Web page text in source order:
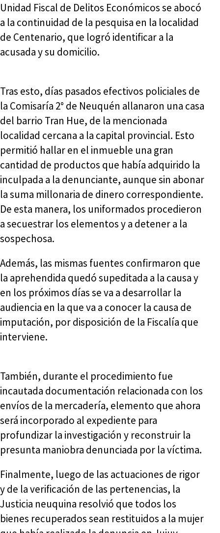
Unidad Fiscal de Delitos Económicos se abocó
a la continuidad de la pesquisa en la localidad
de Centenario, que logró identificar a la
acusada y su domicilio.
Tras esto, días pasados efectivos policiales de
la Comisaría 2° de Neuquén allanaron una casa
del barrio Tran Hue, de la mencionada
localidad cercana a la capital provincial. Esto
permitió hallar en el inmueble una gran
cantidad de productos que había adquirido la
inculpada a la denunciante, aunque sin abonar
la suma millonaria de dinero correspondiente.
De esta manera, los uniformados procedieron
a secuestrar los elementos y a detener a la
sospechosa.
Además, las mismas fuentes confirmaron que
la aprehendida quedó supeditada a la causa y
en los próximos días se va a desarrollar la
audiencia en la que va a conocer la causa de
imputación, por disposición de la Fiscalía que
interviene.
También, durante el procedimiento fue
incautada documentación relacionada con los
envíos de la mercadería, elemento que ahora
será incorporado al expediente para
profundizar la investigación y reconstruir la
presunta maniobra denunciada por la víctima.
Finalmente, luego de las actuaciones de rigor
y de la verificación de las pertenencias, la
Justicia neuquina resolvió que todos los
bienes recuperados sean restituidos a la mujer